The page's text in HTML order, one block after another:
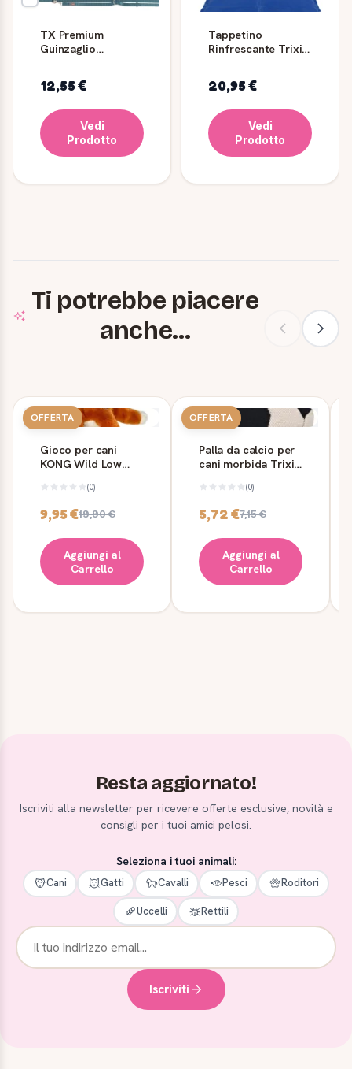
TX Premium
Guinzaglio
Petrolio - TRIXIE
12,55 €
Vedi
Prodotto
Tappetino
Rinfrescante Trixie
20,95 €
Vedi
Prodotto
Ti potrebbe piacere
anche...
OFFERTA
Gioco per cani
KONG Wild Low
(0)
9,95 €19,90 €
Aggiungi al
Carrello
OFFERTA
Palla da calcio per
cani morbida Trixie
(0)
5,72 €7,15 €
Aggiungi al
Carrello
Resta aggiornato!
Iscriviti alla newsletter per ricevere offerte esclusive, novità e
consigli per i tuoi amici pelosi.
Seleziona i tuoi animali:
Cani Gatti Cavalli Pesci Roditori
Uccelli Rettili
Iscriviti